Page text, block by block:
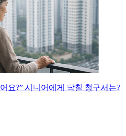
요?” 시니어에게 닥칠 청구서는?